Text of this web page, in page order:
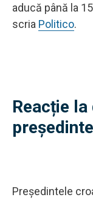
aducă până la
scria Politico.
Reacție
Președintele